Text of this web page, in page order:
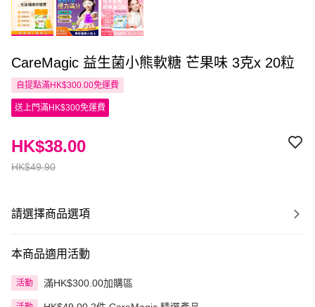
CareMagic 益生菌小熊軟糖 芒果味 3克x 20粒
自提點滿HK$300.00免運費
送上門滿HK$300免運費
HK$49.90
HK$38.00
請選擇商品選項
本商品適用活動
活動 滿HK$300.00加購區